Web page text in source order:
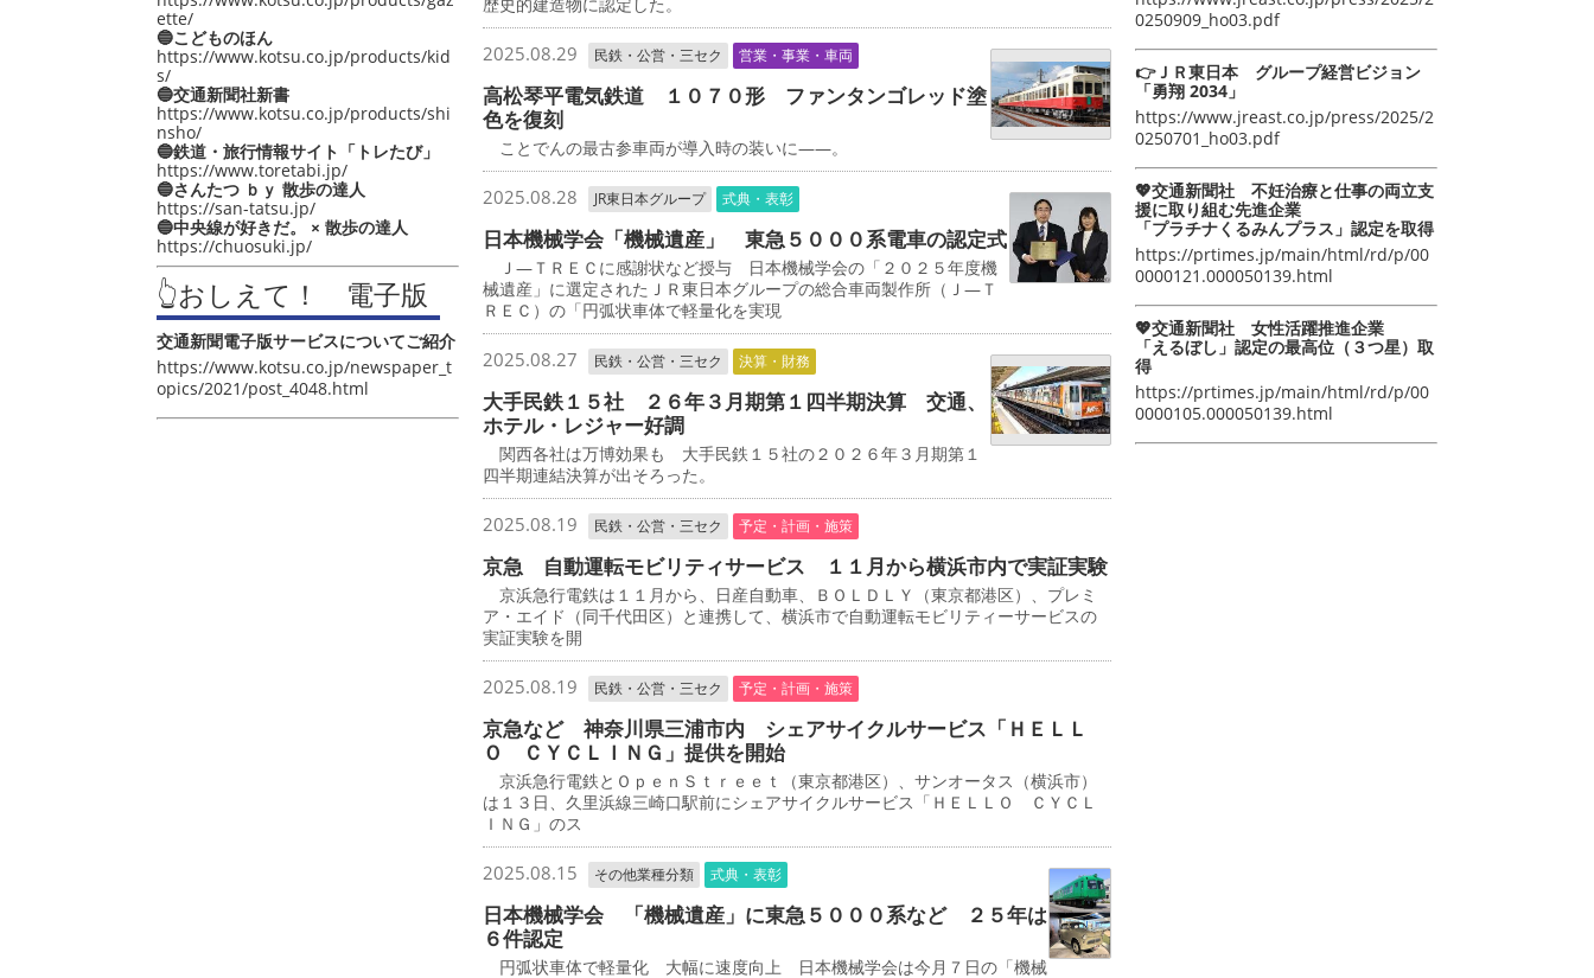
ette/
🔵こどものほん
https://www.kotsu.co.jp/products/kid
s/
🔵交通新聞社新書
https://www.kotsu.co.jp/products/shi
nsho/
🔵鉄道・旅行情報サイト「トレたび」
https://www.toretabi.jp/
🔵さんたつ ｂｙ 散歩の達人
https://san-tatsu.jp/
🔵中央線が好きだ。 × 散歩の達人
https://chuosuki.jp/
👆おしえて！ 電子版
交通新聞電子版サービスについてご紹介
https://www.kotsu.co.jp/newspaper_t
opics/2021/post_4048.html
2025.08.29 民鉄・公営・三セク 営業・事業・車両
高松琴平電気鉄道 １０７０形 ファンタンゴレッド塗
色を復刻
ことでんの最古参車両が導入時の装いに――。
2025.08.28 JR東日本グループ 式典・表彰
日本機械学会「機械遺産」 東急５０００系電車の認定式
Ｊ―ＴＲＥＣに感謝状など授与 日本機械学会の「２０２５年度機
械遺産」に選定されたＪＲ東日本グループの総合車両製作所（Ｊ―Ｔ
ＲＥＣ）の「円弧状車体で軽量化を実現
2025.08.27 民鉄・公営・三セク 決算・財務
大手民鉄１５社 ２６年３月期第１四半期決算 交通、
ホテル・レジャー好調
関西各社は万博効果も 大手民鉄１５社の２０２６年３月期第１
四半期連結決算が出そろった。
2025.08.19 民鉄・公営・三セク 予定・計画・施策
京急 自動運転モビリティサービス １１月から横浜市内で実証実験
京浜急行電鉄は１１月から、日産自動車、ＢＯＬＤＬＹ（東京都港区）、プレミ
ア・エイド（同千代田区）と連携して、横浜市で自動運転モビリティーサービスの
実証実験を開
2025.08.19 民鉄・公営・三セク 予定・計画・施策
京急など 神奈川県三浦市内 シェアサイクルサービス「ＨＥＬＬ
Ｏ ＣＹＣＬＩＮＧ」提供を開始
京浜急行電鉄とＯｐｅｎＳｔｒｅｅｔ（東京都港区）、サンオータス（横浜市）
は１３日、久里浜線三崎口駅前にシェアサイクルサービス「ＨＥＬＬＯ ＣＹＣＬ
ＩＮＧ」のス
2025.08.15 その他業種分類 式典・表彰
日本機械学会 「機械遺産」に東急５０００系など ２５年は
６件認定
円弧状車体で軽量化 大幅に速度向上 日本機械学会は今月７日の「機械
0250909_ho03.pdf
👉ＪＲ東日本 グループ経営ビジョン
「勇翔 2034」
https://www.jreast.co.jp/press/2025/2
0250701_ho03.pdf
💖交通新聞社 不妊治療と仕事の両立支
援に取り組む先進企業
「プラチナくるみんプラス」認定を取得
https://prtimes.jp/main/html/rd/p/00
0000121.000050139.html
💖交通新聞社 女性活躍推進企業
「えるぼし」認定の最高位（３つ星）取
得
https://prtimes.jp/main/html/rd/p/00
0000105.000050139.html